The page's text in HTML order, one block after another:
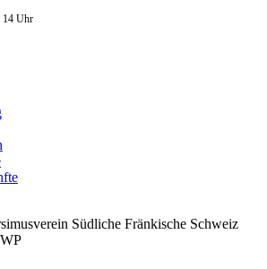
14 Uhr
Südliche Fränkische Schweiz